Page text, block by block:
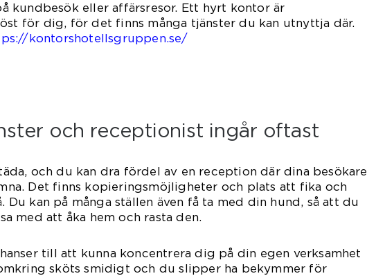
kundbesök eller affärsresor. Ett hyrt kontor är
för dig, för det finns många tjänster du kan utnyttja där.
kontorshotellsgruppen.se/
och receptionist ingår oftast
och du kan dra fördel av en reception där dina besökare
Det finns kopieringsmöjligheter och plats att fika och
Du kan på många ställen även få ta med din hund, så att du
med att åka hem och rasta den.
till att kunna koncentrera dig på din egen verksamhet
sköts smidigt och du slipper ha bekymmer för